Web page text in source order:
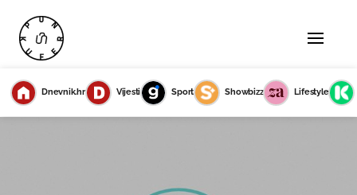
Dnevnik.hr Vijesti Sport Showbizz Lifestyle